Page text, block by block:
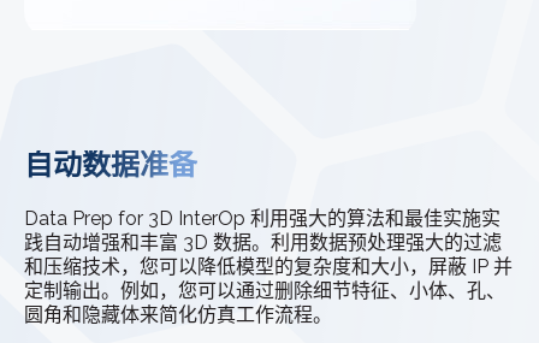
自动数据准备
Data Prep for 3D InterOp 利用强大的算法和最佳实施实
践自动增强和丰富 3D 数据。利用数据预处理强大的过滤
和压缩技术，您可以降低模型的复杂度和大小，屏蔽 IP 并
定制输出。例如，您可以通过删除细节特征、小体、孔、
圆角和隐藏体来简化仿真工作流程。